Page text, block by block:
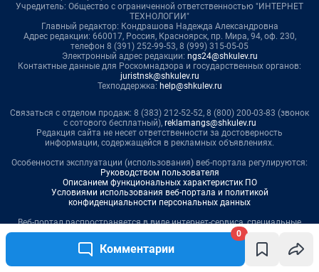
Комментарии
0